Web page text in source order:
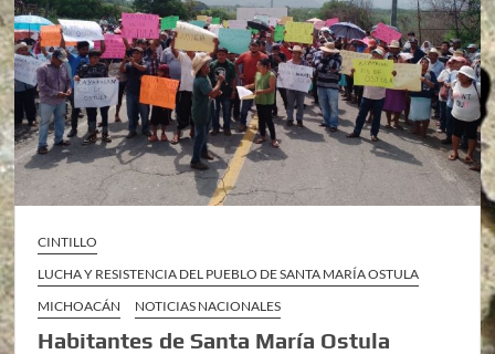
CINTILLO
LUCHA Y RESISTENCIA DEL PUEBLO DE SANTA MARÍA OSTULA
MICHOACÁN
NOTICIAS NACIONALES
Habitantes de Santa María Ostula